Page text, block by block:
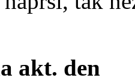
akt. den